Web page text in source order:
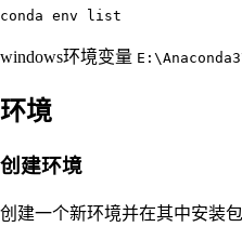
conda env list
windows环境变量
环境
创建环境
创建一个新环境并在其中安装